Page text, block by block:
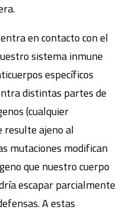
en contacto con el
sistema inmune
específicos
distintas partes de
(cualquier
resulte ajeno al
mutaciones modifican
que nuestro cuerpo
escapar parcialmente
A estas